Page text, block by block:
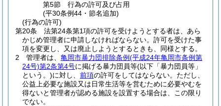
第5節
行為の許可及び占用
(平30条例44・節名追加)
(行為の許可)
第20条
法第24条第1項の許可を受けようとする者は、あら
かじめ管理者に申請しなければならない。 許可を受けた事
項を変更し、又は廃止しようとするときも、同様とする。
2
管理者は、 亀岡市暴力団排除条例(平成24年亀岡市条例第
24号)第2条第4号に掲げる暴力団員等(以下「暴力団員等」
という。)に対し、 前項の許可をしてはならない。 ただし、
公益上必要な施設又は日常生活等を営むために必要やむを
得ないと管理者が認める施設を設置する場合は、この限り
でない。